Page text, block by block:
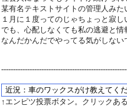
某有名テキストサイトの管理人みた
１月に１度ってのじゃちょっと寂
でも、心配しなくても私の逃避と
なんだかんだでやってる気がしない
↑エンピツ投票ボタン。クリックあ